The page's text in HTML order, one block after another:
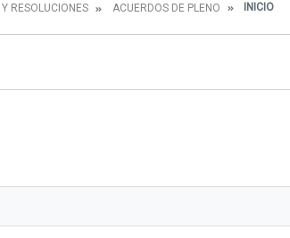
RESOLUCIONES ACUERDOS DE PLENO INICIO